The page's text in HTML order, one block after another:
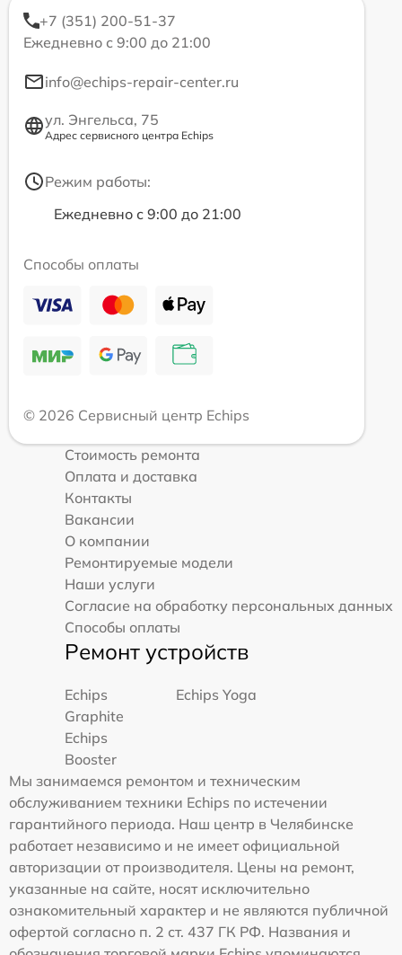
+7 (351) 200-51-37
Ежедневно с 9:00 до 21:00
info@echips-repair-center.ru
ул. Энгельса, 75
Адрес сервисного центра Echips
Режим работы:
Ежедневно с 9:00 до 21:00
Способы оплаты
© 2026 Сервисный центр Echips
Стоимость ремонта
Оплата и доставка
Контакты
Вакансии
О компании
Ремонтируемые модели
Наши услуги
Согласие на обработку персональных данных
Способы оплаты
Ремонт устройств
Echips
Graphite
Echips Yoga
Echips
Booster
Мы занимаемся ремонтом и техническим
обслуживанием техники Echips по истечении
гарантийного периода. Наш центр в Челябинске
работает независимо и не имеет официальной
авторизации от производителя. Цены на ремонт,
указанные на сайте, носят исключительно
ознакомительный характер и не являются публичной
офертой согласно п. 2 ст. 437 ГК РФ. Названия и